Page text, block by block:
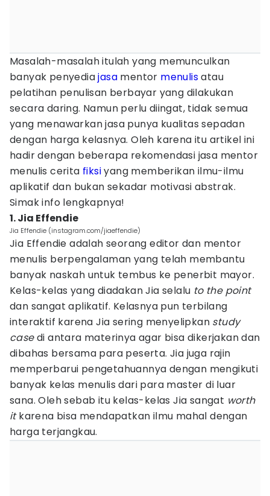
Masalah-masalah itulah yang memunculkan
banyak penyediajasa mentor menulisatau
pelatihan penulisan berbayar yang dilakukan
secara daring. Namun perlu diingat, tidak semua
yang menawarkan jasa punya kualitas sepadan
dengan harga kelasnya. Oleh karena itu artikel ini
hadir dengan beberapa rekomendasi jasa mentor
menulis cerita fiksiyang memberikan ilmu-ilmu
aplikatif dan bukan sekadar motivasi abstrak.
Simak info lengkapnya!
1. Jia Effendie
Jia Effendie (instagram.com/jiaeffendie)
Jia Effendie adalah seorang editor dan mentor
menulis berpengalaman yang telah membantu
banyak naskah untuk tembus ke penerbit mayor.
Kelas-kelas yang diadakan Jia selalu to the point
dan sangat aplikatif. Kelasnya pun terbilang
interaktif karena Jia sering menyelipkan study
casedi antara materinya agar bisa dikerjakan dan
dibahas bersama para peserta. Jia juga rajin
memperbarui pengetahuannya dengan mengikuti
banyak kelas menulis dari para master di luar
sana. Oleh sebab itu kelas-kelas Jia sangat worth
itkarena bisa mendapatkan ilmu mahal dengan
harga terjangkau.